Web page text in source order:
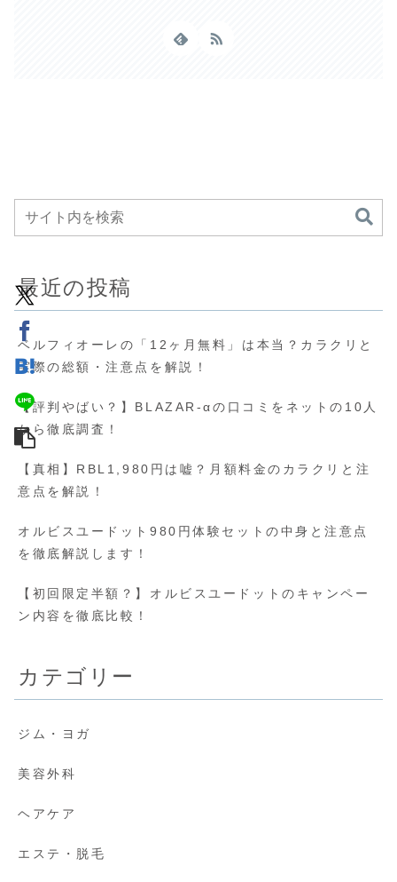
最近の投稿
ベルフィオーレの「12ヶ月無料」は本当？カラクリと
実際の総額・注意点を解説！
【評判やばい？】BLAZAR-αの口コミをネットの10人
から徹底調査！
【真相】RBL1,980円は嘘？月額料金のカラクリと注
意点を解説！
オルビスユードット980円体験セットの中身と注意点
を徹底解説します！
【初回限定半額？】オルビスユードットのキャンペー
ン内容を徹底比較！
カテゴリー
ジム・ヨガ
美容外科
ヘアケア
エステ・脱毛